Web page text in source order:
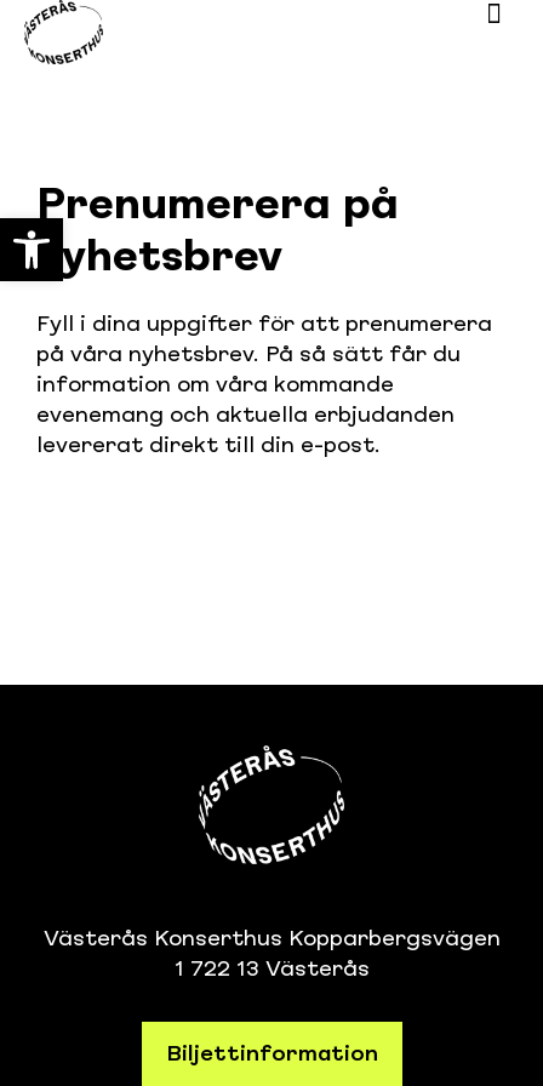
Prenumerera på
nyhetsbrev
Fyll i dina uppgifter för att prenumerera
på våra nyhetsbrev. På så sätt får du
information om våra kommande
evenemang och aktuella erbjudanden
levererat direkt till din e-post.
Västerås Konserthus Kopparbergsvägen
1 722 13 Västerås
Biljettinformation
Open toolbar